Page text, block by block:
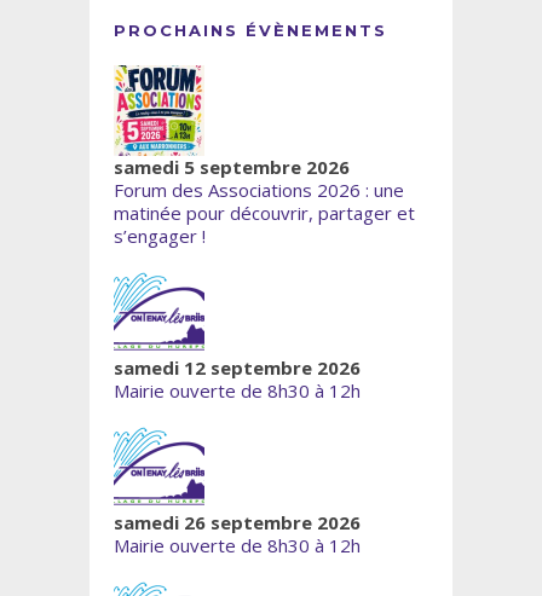
PROCHAINS ÉVÈNEMENTS
samedi 5 septembre 2026
Forum des Associations 2026 : une
matinée pour découvrir, partager et
s’engager !
samedi 12 septembre 2026
Mairie ouverte de 8h30 à 12h
samedi 26 septembre 2026
Mairie ouverte de 8h30 à 12h